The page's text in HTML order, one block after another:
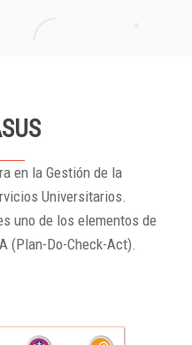
en la Gestión de la
Universitarios.
uno de los elementos de
(Plan-Do-Check-Act).